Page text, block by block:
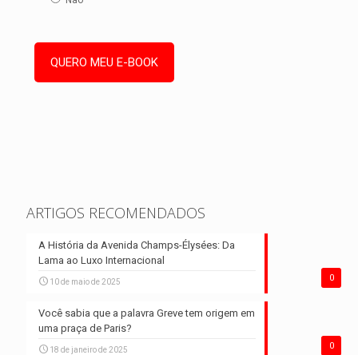
ARTIGOS RECOMENDADOS
0
A História da Avenida Champs-Élysées: Da
Lama ao Luxo Internacional
10 de maio de 2025
0
Você sabia que a palavra Greve tem origem em
uma praça de Paris?
18 de janeiro de 2025